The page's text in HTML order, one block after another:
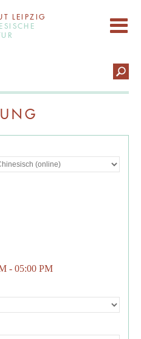
LEIPZIG
- 05:00 PM